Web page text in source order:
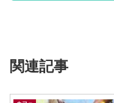
関連記事